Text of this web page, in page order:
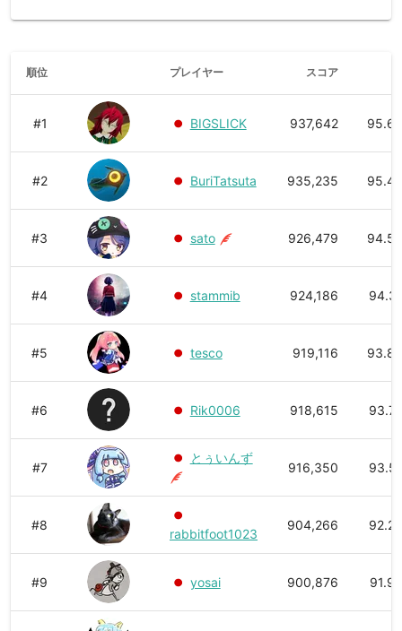
多くのマッパーが存在する中で私の譜面を遊んでいただきあ
順位 プレイヤー スコア
#1 BIGSLICK 937,642
#2 BuriTatsuta 935,235
#3 sato 926,479
#4 stammib 924,186
#5 tesco 919,116
#6 Rik0006 918,615
#7
とぅいんず
916,350
#8
rabbitfoot1023
904,266
#9 yosai 900,876